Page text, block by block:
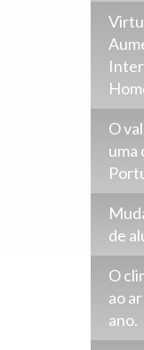
O
uma
de
O
ao
ano.